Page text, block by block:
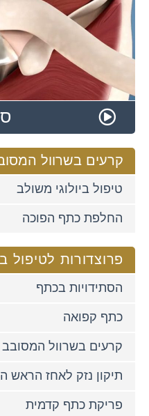
קרעים בשרוול
טיפול ביולוגי משולב
החלפת כתף הפוכה
פרוצדורות לטיפול
הסתידויות בכתף
כתף קפואה
קרעים בשרוול המסובב
תיקון נזק לאחז הראש
פריקת כתף קדמית